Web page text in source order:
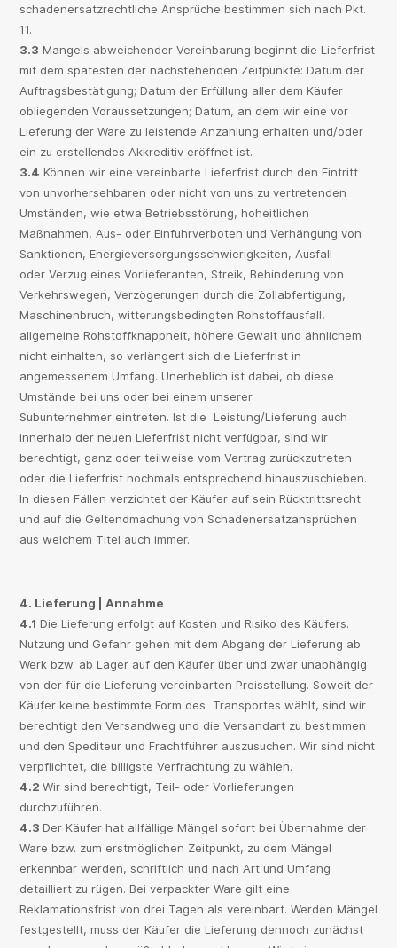
schadenersatzrechtliche Ansprüche bestimmen sich nach Pkt.
11.
3.3 Mangels abweichender Vereinbarung beginnt die Lieferfrist
mit dem spätesten der nachstehenden Zeitpunkte: Datum der
Auftragsbestätigung; Datum der Erfüllung aller dem Käufer
obliegenden Voraussetzungen; Datum, an dem wir eine vor
Lieferung der Ware zu leistende Anzahlung erhalten und/oder
ein zu erstellendes Akkreditiv eröffnet ist.
3.4 Können wir eine vereinbarte Lieferfrist durch den Eintritt
von unvorhersehbaren oder nicht von uns zu vertretenden
Umständen, wie etwa Betriebsstörung, hoheitlichen
Maßnahmen, Aus- oder Einfuhrverboten und Verhängung von
Sanktionen, Energieversorgungsschwierigkeiten, Ausfall
oder Verzug eines Vorlieferanten, Streik, Behinderung von
Verkehrswegen, Verzögerungen durch die Zollabfertigung,
Maschinenbruch, witterungsbedingten Rohstoffausfall,
allgemeine Rohstoffknappheit, höhere Gewalt und ähnlichem
nicht einhalten, so verlängert sich die Lieferfrist in
angemessenem Umfang. Unerheblich ist dabei, ob diese
Umstände bei uns oder bei einem unserer
Subunternehmer eintreten. Ist die Leistung/Lieferung auch
innerhalb der neuen Lieferfrist nicht verfügbar, sind wir
berechtigt, ganz oder teilweise vom Vertrag zurückzutreten
oder die Lieferfrist nochmals entsprechend hinauszuschieben.
In diesen Fällen verzichtet der Käufer auf sein Rücktrittsrecht
und auf die Geltendmachung von Schadenersatzansprüchen
aus welchem Titel auch immer.
4. Lieferung | Annahme
4.1 Die Lieferung erfolgt auf Kosten und Risiko des Käufers.
Nutzung und Gefahr gehen mit dem Abgang der Lieferung ab
Werk bzw. ab Lager auf den Käufer über und zwar unabhängig
von der für die Lieferung vereinbarten Preisstellung. Soweit der
Käufer keine bestimmte Form des Transportes wählt, sind wir
berechtigt den Versandweg und die Versandart zu bestimmen
und den Spediteur und Frachtführer auszusuchen. Wir sind nicht
verpflichtet, die billigste Verfrachtung zu wählen.
4.2 Wir sind berechtigt, Teil- oder Vorlieferungen
durchzuführen.
4.3 Der Käufer hat allfällige Mängel sofort bei Übernahme der
Ware bzw. zum erstmöglichen Zeitpunkt, zu dem Mängel
erkennbar werden, schriftlich und nach Art und Umfang
detailliert zu rügen. Bei verpackter Ware gilt eine
Reklamationsfrist von drei Tagen als vereinbart. Werden Mängel
festgestellt, muss der Käufer die Lieferung dennoch zunächst